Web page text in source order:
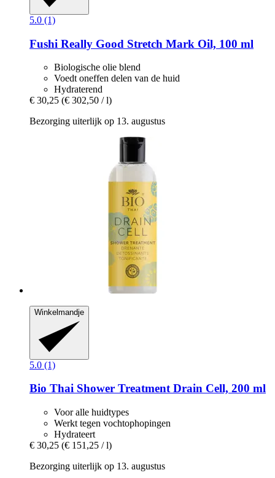
5.0 (1)
Fushi Really Good Stretch Mark Oil, 100 ml
Biologische olie blend
Voedt oneffen delen van de huid
Hydraterend
€ 30,25 (€ 302,50 / l)
Bezorging uiterlijk op 13. augustus
Winkelmandje
5.0 (1)
Bio Thai Shower Treatment Drain Cell, 200 ml
Voor alle huidtypes
Werkt tegen vochtophopingen
Hydrateert
€ 30,25 (€ 151,25 / l)
Bezorging uiterlijk op 13. augustus